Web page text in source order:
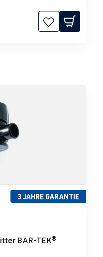
3 JAHRE GARANTIE
5 von 5 Sternen
BAR-TEK®